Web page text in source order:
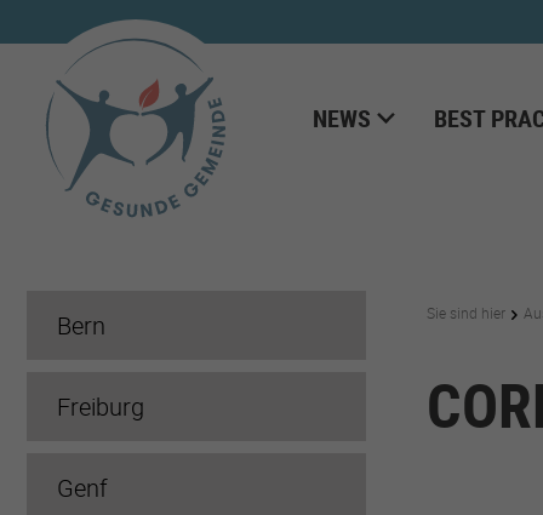
NEWS BEST
Bern
Freiburg
Genf
Sie sind hier